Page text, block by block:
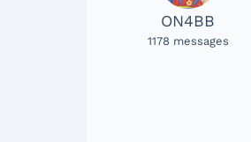
ON4BB
1178 messages